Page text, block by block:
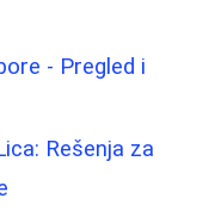
- Pregled i
Rešenja za